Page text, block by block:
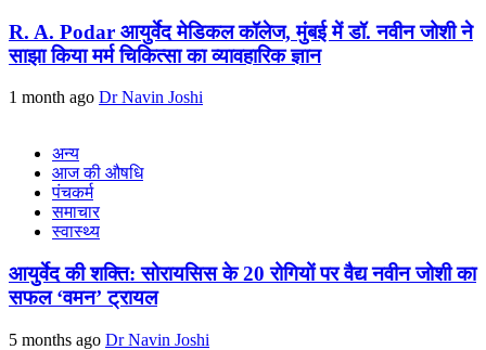
R. A. Podar आयुर्वेद मेडिकल कॉलेज, मुंबई में डॉ. नवीन जोशी ने
साझा किया मर्म चिकित्सा का व्यावहारिक ज्ञान
1 month ago Dr Navin Joshi
अन्य
आज की औषधि
पंचकर्म
समाचार
स्वास्थ्य
आयुर्वेद की शक्ति: सोरायसिस के 20 रोगियों पर वैद्य नवीन जोशी का
सफल ‘वमन’ ट्रायल
5 months ago Dr Navin Joshi